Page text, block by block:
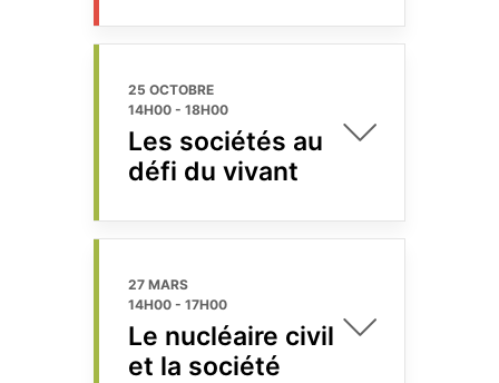
25 OCTOBRE
14H00 - 18H00
Les sociétés au
défi du vivant
27 MARS
14H00 - 17H00
Le nucléaire civil
et la société